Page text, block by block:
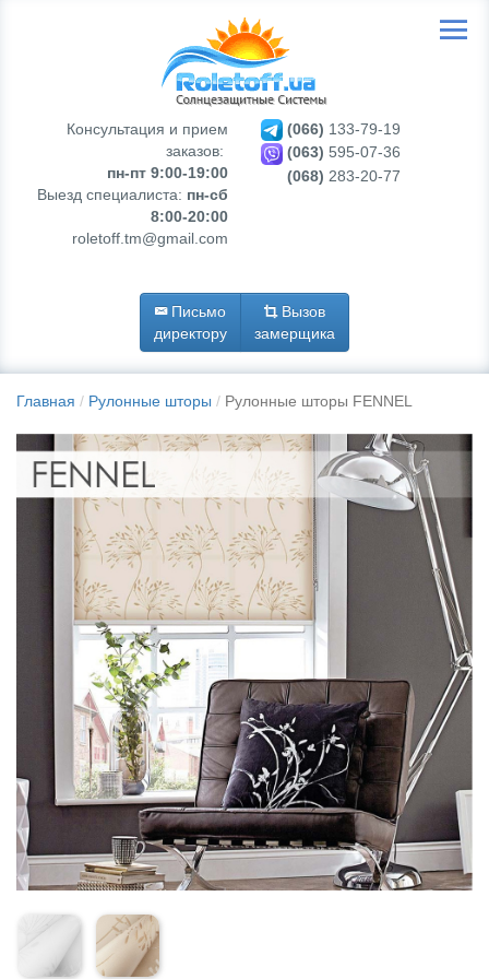
Консультация и прием
заказов:
пн-пт 9:00-19:00
Выезд специалиста: пн-сб
8:00-20:00
roletoff.tm@gmail.com
(066) 133-79-19
(063) 595-07-36
(068) 283-20-77
Письмо
директору
Вызов
замерщика
Главная Рулонные шторы Рулонные шторы FENNEL